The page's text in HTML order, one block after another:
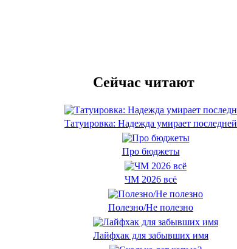
Сейчас читают
Татуировка: Надежда умирает последней
Про бюджеты
ЧМ 2026 всё
Полезно/Не полезно
Лайфхак для забывших имя